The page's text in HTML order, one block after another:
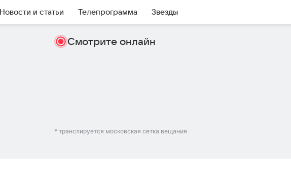
Новости и статьи Телепрограмма Звезды
Смотрите онлайн
* транслируется московская сетка вещания